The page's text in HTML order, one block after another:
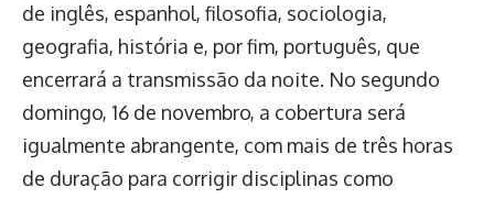
de inglês, espanhol, filosofia, sociologia,
geografia, história e, por fim, português, que
encerrará a transmissão da noite. No segundo
domingo, 16 de novembro, a cobertura será
igualmente abrangente, com mais de três horas
de duração para corrigir disciplinas como